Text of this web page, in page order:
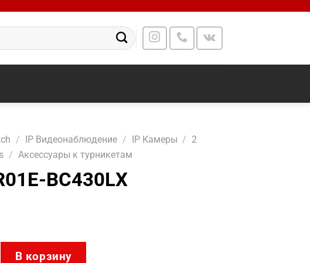
/ IP Видеонаблюдение / IP Камеры / 2
/ Аксессуары к турникетам
BC430LX
DS-K7CR01E-BC430LX
В корзину